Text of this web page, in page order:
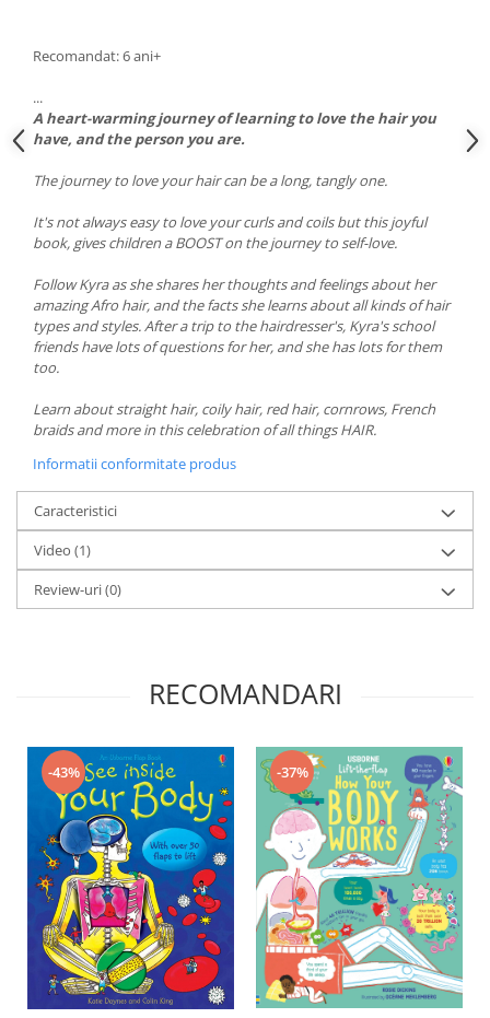
Recomandat: 6 ani+
...
A heart-warming journey of learning to love the hair you
have, and the person you are.
The journey to love your hair can be a long, tangly one.
It's not always easy to love your curls and coils but this joyful
book, gives children a BOOST on the journey to self-love.
Follow Kyra as she shares her thoughts and feelings about her
amazing Afro hair, and the facts she learns about all kinds of hair
types and styles. After a trip to the hairdresser's, Kyra's school
friends have lots of questions for her, and she has lots for them
too.
Learn about straight hair, coily hair, red hair, cornrows, French
braids and more in this celebration of all things HAIR.
Informatii conformitate produs
Caracteristici
Video (1)
Review-uri(0)
RECOMANDARI
-43% -37%